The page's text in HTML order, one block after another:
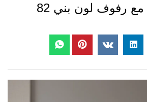
رفوف لون بني 82